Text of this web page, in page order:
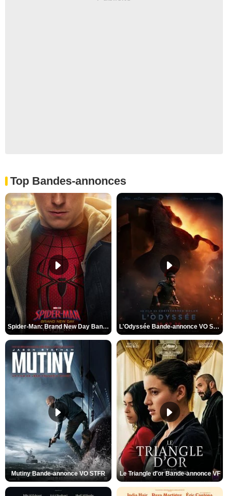
Top Bandes-annonces
Spider-Man: Brand New Day Bande-annonce VO STFR L'Odyssée Bande-annonce VO STFR
Mutiny Bande-annonce VO STFR Le Triangle d'or Bande-annonce VF